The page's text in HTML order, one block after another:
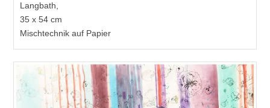
Langbath,
35 x 54 cm
Mischtechnik auf Papier